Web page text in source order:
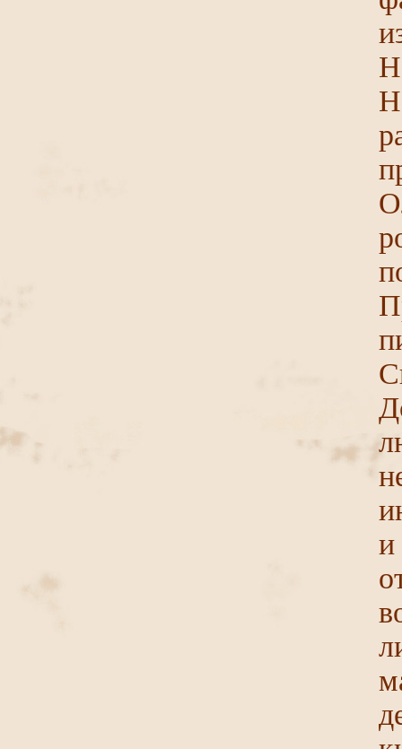
и